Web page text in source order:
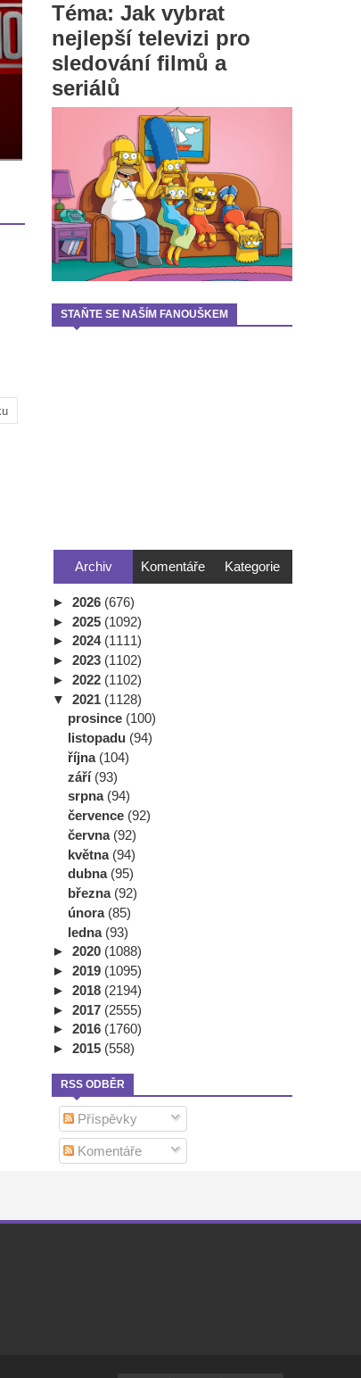
Téma: Jak vybrat
nejlepší televizi pro
sledování filmů a
seriálů
STAŇTE SE NAŠÍM FANOUŠKEM
Archiv Komentáře Kategorie
► 2026 (676)
► 2025 (1092)
► 2024 (1111)
► 2023 (1102)
► 2022 (1102)
▼ 2021 (1128)
prosince (100)
listopadu (94)
října (104)
září (93)
srpna (94)
července (92)
června (92)
května (94)
dubna (95)
března (92)
února (85)
ledna (93)
► 2020 (1088)
► 2019 (1095)
► 2018 (2194)
► 2017 (2555)
► 2016 (1760)
► 2015 (558)
RSS ODBĚR
Příspěvky
Komentáře